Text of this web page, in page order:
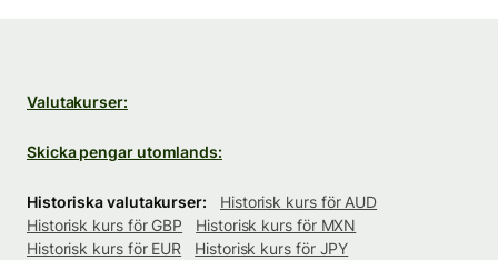
Valutakurser:
Skicka pengar utomlands:
Historiska valutakurser:
Historisk kurs för AUD
Historisk kurs för GBP
Historisk kurs för MXN
Historisk kurs för EUR
Historisk kurs för JPY